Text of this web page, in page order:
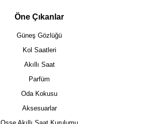
Öne Çıkanlar
Güneş Gözlüğü
Kol Saatleri
Akıllı Saat
Parfüm
Oda Kokusu
Aksesuarlar